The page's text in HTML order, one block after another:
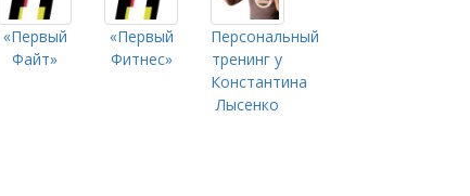
«Первый
Файт»
«Первый
Фитнес»
Персональный
тренинг у
Константина
Лысенко